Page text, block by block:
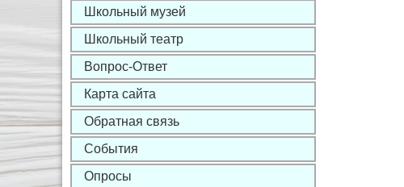
Школьный музей
Школьный театр
Вопрос-Ответ
Карта сайта
Обратная связь
События
Опросы